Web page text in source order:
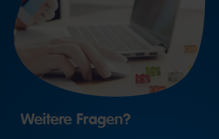
Weitere Fragen?